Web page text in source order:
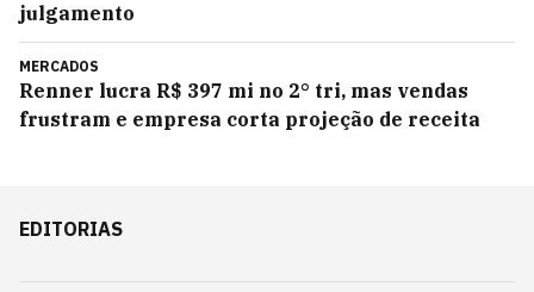
julgamento
MERCADOS
Renner lucra R$ 397 mi no 2° tri, mas vendas
frustram e empresa corta projeção de receita
EDITORIAS